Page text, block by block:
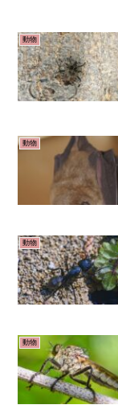
動物
動物
動物
動物